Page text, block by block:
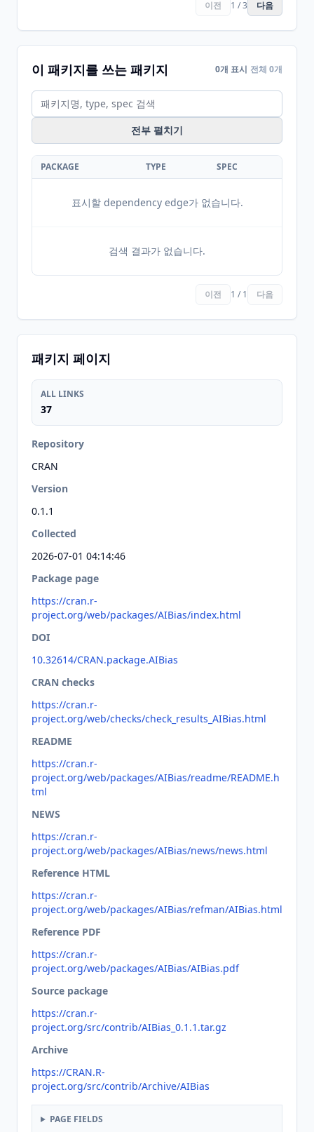
이전 1 / 3 다음
이 패키지를 쓰는 패키지 0개 표시 전체 0개
전부 펼치기
PACKAGE TYPE SPEC
표시할 dependency edge가 없습니다.
검색 결과가 없습니다.
이전 1 / 1 다음
패키지 페이지
ALL LINKS
37
Repository
CRAN
Version
0.1.1
Collected
2026-07-01 04:14:46
Package page
https://cran.r-
project.org/web/packages/AIBias/index.html
DOI
10.32614/CRAN.package.AIBias
CRAN checks
https://cran.r-
project.org/web/checks/check_results_AIBias.html
README
https://cran.r-
project.org/web/packages/AIBias/readme/README.h
tml
NEWS
https://cran.r-
project.org/web/packages/AIBias/news/news.html
Reference HTML
https://cran.r-
project.org/web/packages/AIBias/refman/AIBias.html
Reference PDF
https://cran.r-
project.org/web/packages/AIBias/AIBias.pdf
Source package
https://cran.r-
project.org/src/contrib/AIBias_0.1.1.tar.gz
Archive
https://CRAN.R-
project.org/src/contrib/Archive/AIBias
PAGE FIELDS